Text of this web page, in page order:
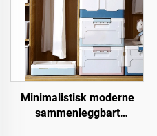
Minimalistisk moderne
sammenleggbart